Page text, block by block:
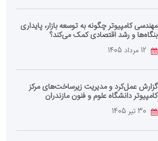
مهندسی کامپیوتر چگونه به توسعه بازار، پایداری
بنگاه‌ها و رشد اقتصادی کمک می‌کند؟
گزارش عمل‌کرد و مدیریت زیرساخت‌های مرکز
کامپیوتر دانشگاه علوم و فنون مازندران